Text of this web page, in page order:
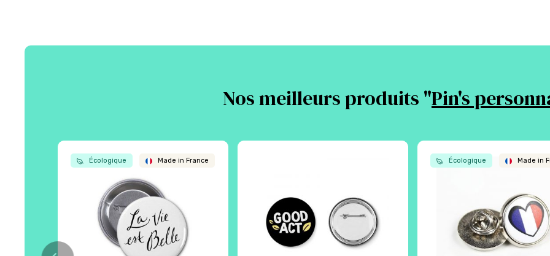
Nos meilleurs produits "Pin's
Écologique Made in France Écologique Made in